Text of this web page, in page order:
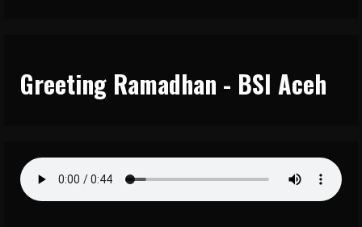
Greeting Ramadhan - BSI Aceh